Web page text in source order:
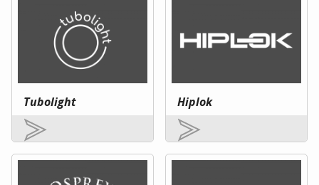
Tubolight Hiplok